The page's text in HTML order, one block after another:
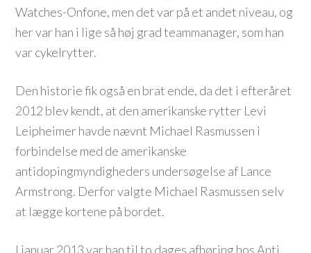
Watches-Onfone, men det var på et andet niveau, og
her var han i lige så høj grad teammanager, som han
var cykelrytter.
Den historie fik også en brat ende, da det i efteråret
2012 blev kendt, at den amerikanske rytter Levi
Leipheimer havde nævnt Michael Rasmussen i
forbindelse med de amerikanske
antidopingmyndigheders undersøgelse af Lance
Armstrong. Derfor valgte Michael Rasmussen selv
at lægge kortene på bordet.
I januar 2013 var han til to dages afhøring hos Anti